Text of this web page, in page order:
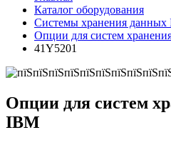
Каталог оборудования
Системы хранения данных
Опции для систем
41Y5201
Опции для систем
IBM